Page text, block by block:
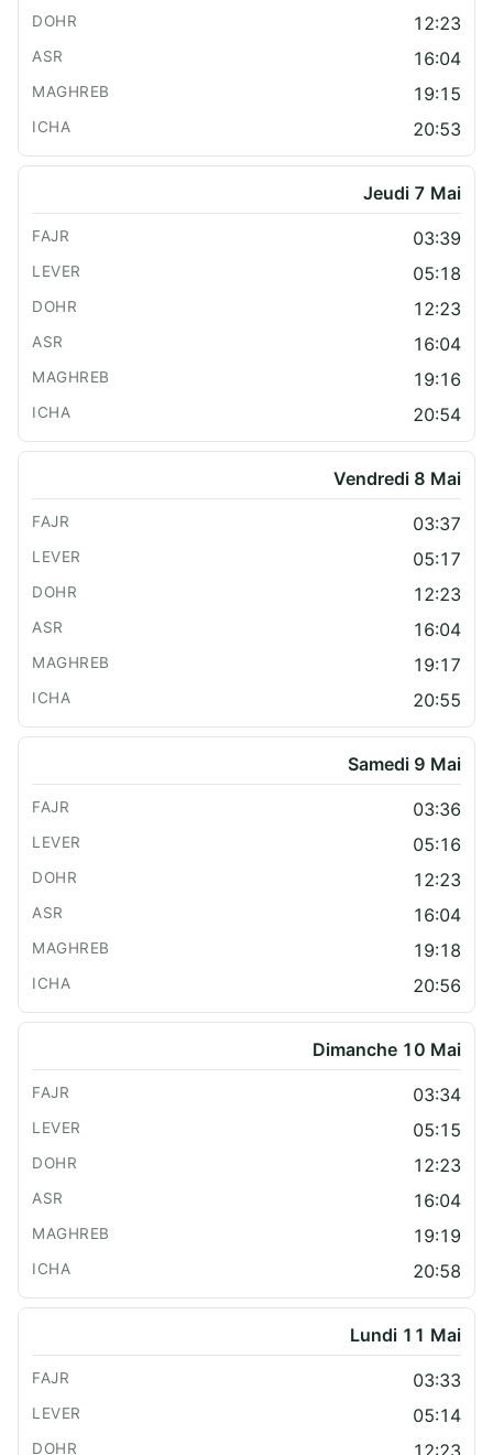
12:23
16:04
19:15
20:53
Jeudi 7 Mai
03:39
05:18
12:23
16:04
19:16
20:54
Vendredi 8 Mai
03:37
05:17
12:23
16:04
19:17
20:55
Samedi 9 Mai
03:36
05:16
12:23
16:04
19:18
20:56
Dimanche 10 Mai
03:34
05:15
12:23
16:04
19:19
20:58
Lundi 11 Mai
03:33
05:14
12:23